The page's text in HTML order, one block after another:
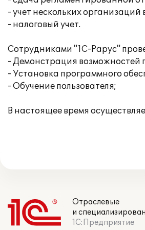
- учет нескольких
- налоговый учет.
Сотрудниками "1С-Рарус"
- Демонстрация возможностей
- Установка программного
- Обучение пользователя;
В настоящее время
Отраслевые
и
1С:Предприятие